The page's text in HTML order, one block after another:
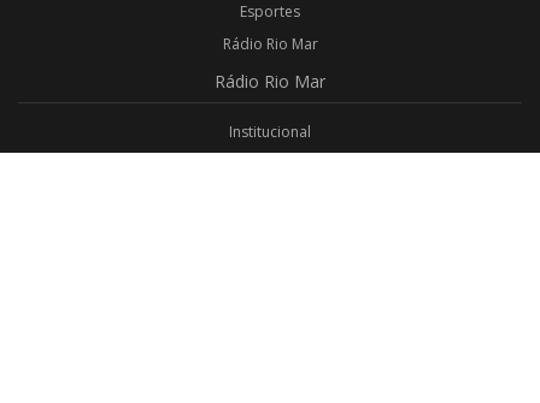
Esportes
Rádio Rio Mar
Rádio Rio Mar
Institucional